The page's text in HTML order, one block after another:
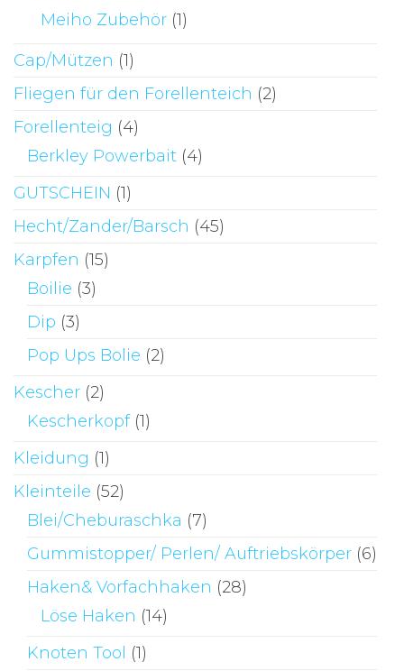
Meiho Zubehör (1)
Cap/Mützen (1)
Fliegen für den Forellenteich (2)
Forellenteig (4)
Berkley Powerbait (4)
GUTSCHEIN (1)
Hecht/Zander/Barsch (45)
Karpfen (15)
Boilie (3)
Dip (3)
Pop Ups Bolie (2)
Kescher (2)
Kescherkopf (1)
Kleidung (1)
Kleinteile (52)
Blei/Cheburaschka (7)
Gummistopper/ Perlen/ Auftriebskörper (6)
Haken& Vorfachhaken (28)
Löse Haken (14)
Knoten Tool (1)